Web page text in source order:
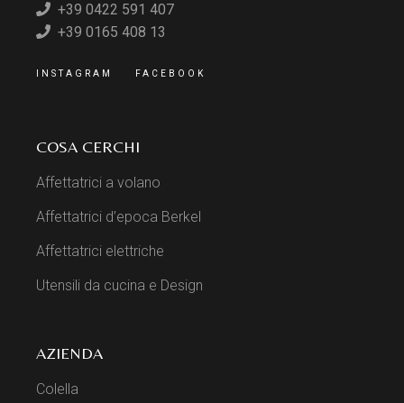
+39 0422 591 407
+39 0165 408 13
INSTAGRAM FACEBOOK
COSA CERCHI
Affettatrici a volano
Affettatrici d’epoca Berkel
Affettatrici elettriche
Utensili da cucina e Design
AZIENDA
Colella